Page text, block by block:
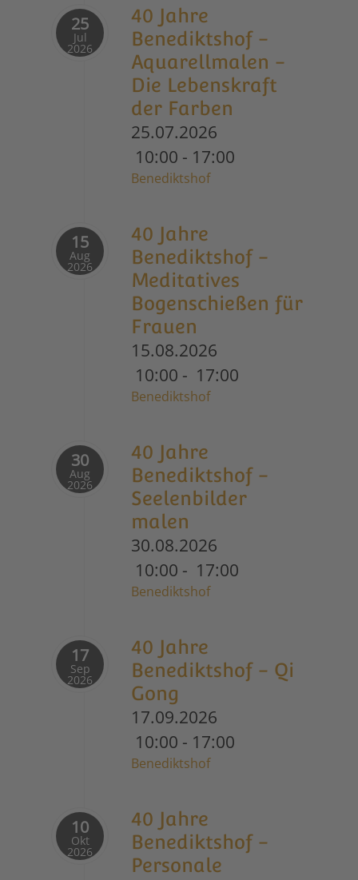
25
Jul
2026
40 Jahre
Benediktshof -
Aquarellmalen -
Die Lebenskraft
der Farben
25.07.2026
10:00 - 17:00
Benediktshof
15
Aug
2026
40 Jahre
Benediktshof -
Meditatives
Bogenschießen für
Frauen
15.08.2026
10:00 - 17:00
Benediktshof
30
Aug
2026
40 Jahre
Benediktshof -
Seelenbilder
malen
30.08.2026
10:00 - 17:00
Benediktshof
17
Sep
2026
40 Jahre
Benediktshof - Qi
Gong
17.09.2026
10:00 - 17:00
Benediktshof
10
Okt
2026
40 Jahre
Benediktshof -
Personale